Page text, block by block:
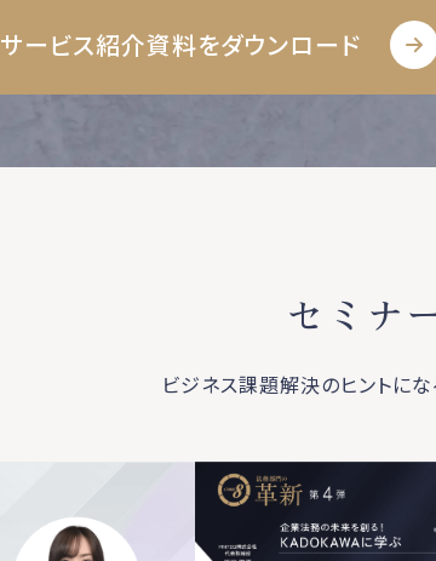
サービス紹介資料をダウンロード
セミナ
ビジネス課題解決のヒントに